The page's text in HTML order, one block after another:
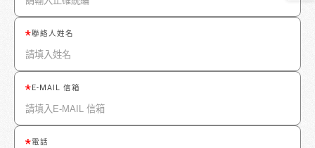
聯絡人姓名
E-MAIL 信箱
電話